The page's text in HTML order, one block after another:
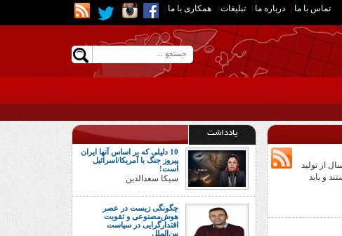
تماس با ما درباره ما تبلیغات همکاری با ما
سالیان سال از تولید
و باید
یادداشت
10 دلیلی که بر اساس آنها ایران
پیروز جنگ با آمریکا/اسرائیل
است!
سیکا سعدالدین
چگونگی زیست در عصر
هوش‌مصنوعی و تقویت
اقتدارگرایی در سیاست
بین‌الملل